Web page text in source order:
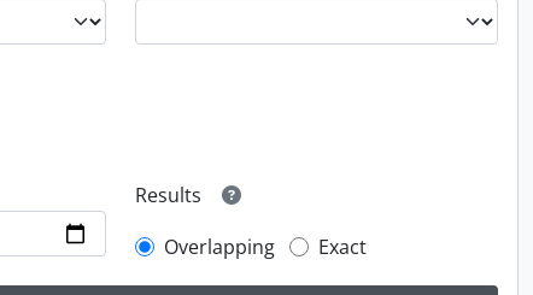
Results
Overlapping
Exact